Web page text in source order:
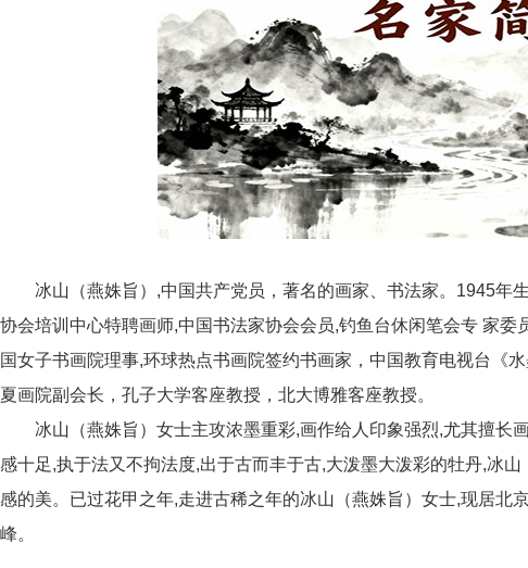
冰山（燕姝旨）,中国共产党员，著名的画家、书法家。1945年
协会培训中心特聘画师,中国书法家协会会员,钓鱼台休闲笔会专 家
国女子书画院理事,环球热点书画院签约书画家，中国教育电视台《
夏画院副会长，孔子大学客座教授，北大博雅客座教授。
冰山（燕姝旨）女士主攻浓墨重彩,画作给人印象强烈,尤其擅长
感十足,执于法又不拘法度,出于古而丰于古,大泼墨大泼彩的牡丹,冰
感的美。已过花甲之年,走进古稀之年的冰山（燕姝旨）女士,现居北
峰。